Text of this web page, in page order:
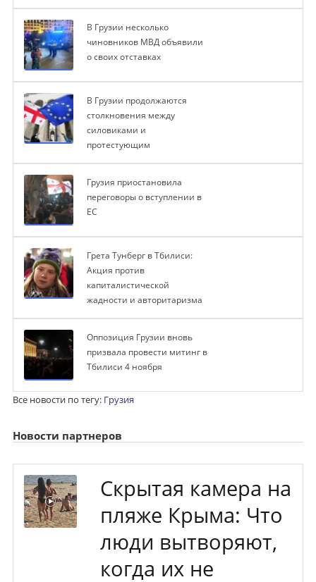
В Грузии несколько
чиновников МВД объявили
о своих отставках
В Грузии продолжаются
столкновения между
силовиками и
протестующим
Грузия приостановила
переговоры о вступлении в
ЕС
Грета Тунберг в Тбилиси:
Акция против
капиталистической
жадности и авторитаризма
Оппозиция Грузии вновь
призвала провести митинг в
Тбилиси 4 ноября
Все новости по тегу: Грузия
Новости партнеров
Скрытая камера на
пляже Крыма: Что
люди вытворяют,
когда их не